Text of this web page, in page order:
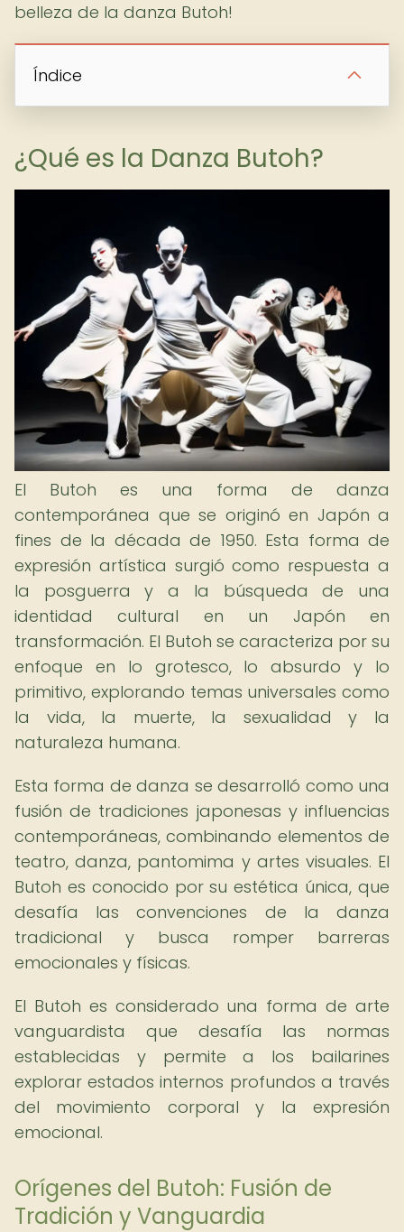
belleza de la danza Butoh!
Índice
¿Qué es la Danza Butoh?
El Butoh es una forma de danza
contemporánea que se originó en Japón a
fines de la década de 1950. Esta forma de
expresión artística surgió como respuesta a
la posguerra y a la búsqueda de una
identidad cultural en un Japón en
transformación. El Butoh se caracteriza por su
enfoque en lo grotesco, lo absurdo y lo
primitivo, explorando temas universales como
la vida, la muerte, la sexualidad y la
naturaleza humana.
Esta forma de danza se desarrolló como una
fusión de tradiciones japonesas y influencias
contemporáneas, combinando elementos de
teatro, danza, pantomima y artes visuales. El
Butoh es conocido por su estética única, que
desafía las convenciones de la danza
tradicional y busca romper barreras
emocionales y físicas.
El Butoh es considerado una forma de arte
vanguardista que desafía las normas
establecidas y permite a los bailarines
explorar estados internos profundos a través
del movimiento corporal y la expresión
emocional.
Orígenes del Butoh: Fusión de
Tradición y Vanguardia